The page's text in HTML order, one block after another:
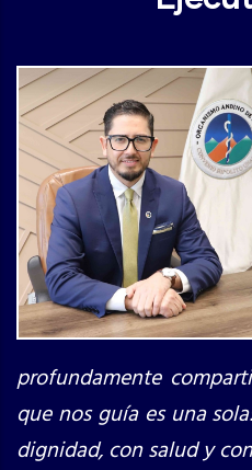
profundamente
que nos guía es una
dignidad, con salud y